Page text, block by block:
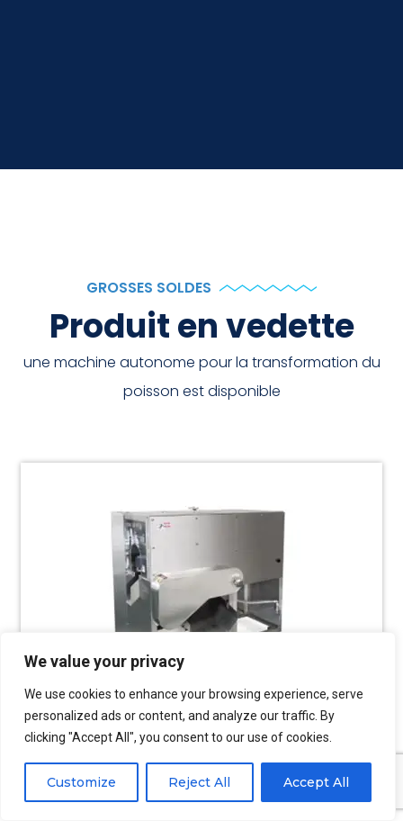
We value your privacy
We use cookies to enhance your browsing experience, serve
personalized ads or content, and analyze our traffic. By
clicking "Accept All", you consent to our use of cookies.
Customize Reject All Accept All
GROSSES SOLDES
Produit en vedette
une machine autonome pour la transformation du
poisson est disponible
Machine à fileter le poisson